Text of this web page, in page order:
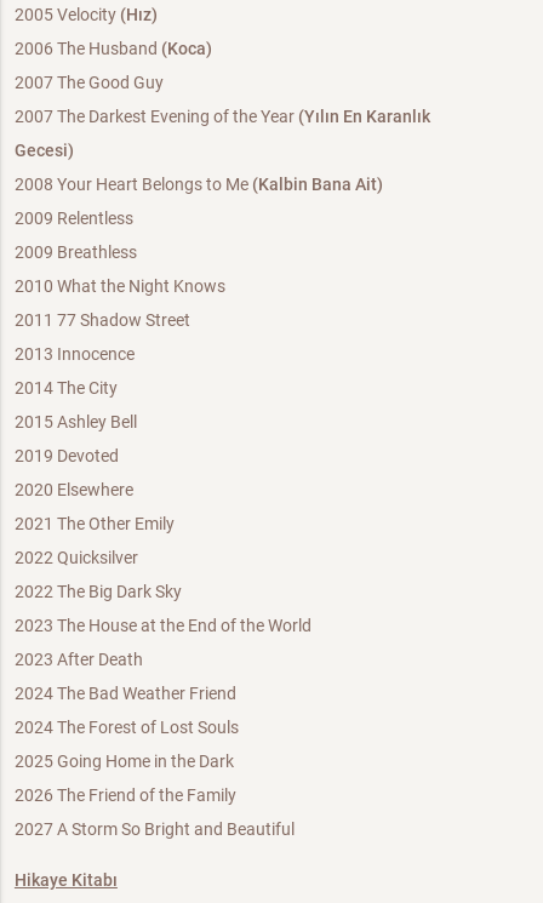
2005 Velocity (Hız)
2006 The Husband (Koca)
2007 The Good Guy
2007 The Darkest Evening of the Year (Yılın En Karanlık
Gecesi)
2008 Your Heart Belongs to Me (Kalbin Bana Ait)
2009 Relentless
2009 Breathless
2010 What the Night Knows
2011 77 Shadow Street
2013 Innocence
2014 The City
2015 Ashley Bell
2019 Devoted
2020 Elsewhere
2021 The Other Emily
2022 Quicksilver
2022 The Big Dark Sky
2023 The House at the End of the World
2023 After Death
2024 The Bad Weather Friend
2024 The Forest of Lost Souls
2025 Going Home in the Dark
2026 The Friend of the Family
2027 A Storm So Bright and Beautiful
Hikaye Kitabı